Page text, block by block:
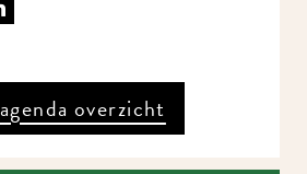
overzicht